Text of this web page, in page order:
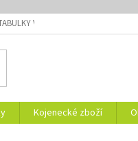
VELIKOSTÍ
Kojenecké zboží